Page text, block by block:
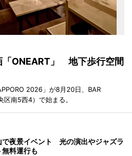
「ONEART」 地下歩行空間
2026」が8月20日、BAR
南5西4）で始まる。
で夜景イベント 光の演出やジャズラ
料運行も